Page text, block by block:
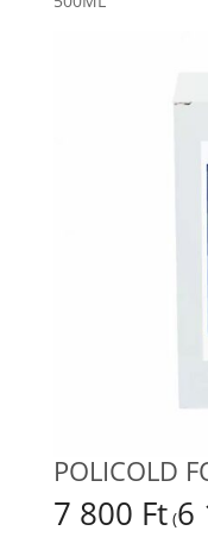
POLICOLD
7 800 Ft (6